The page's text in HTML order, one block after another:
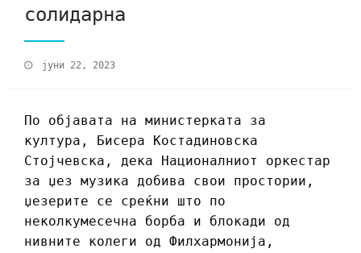
солидарна
јуни 22, 2023
По објавата на министерката за
култура, Бисера Костадиновска
Стојчевска, дека Националниот оркестар
за џез музика добива свои простории,
џезерите се среќни што по
неколкумесечна борба и блокади од
нивните колеги од Филхармонија,